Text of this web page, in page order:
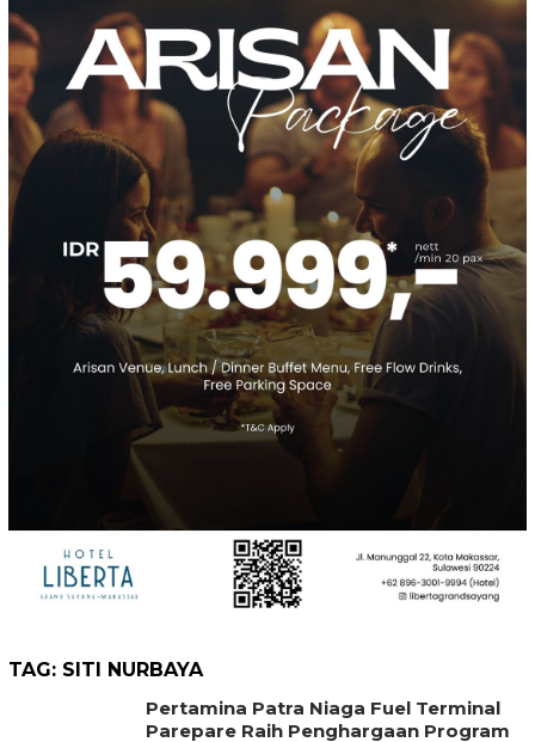
TAG: SITI NURBAYA
Pertamina Patra Niaga Fuel Terminal
Parepare Raih Penghargaan Program